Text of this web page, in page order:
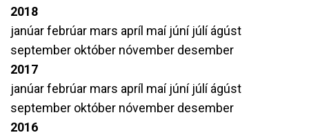
2018
janúarfebrúar mars apríl maí júní júlíágúst
september október nóvember desember
2017
janúarfebrúar mars apríl maí júní júlíágúst
september október nóvember desember
2016